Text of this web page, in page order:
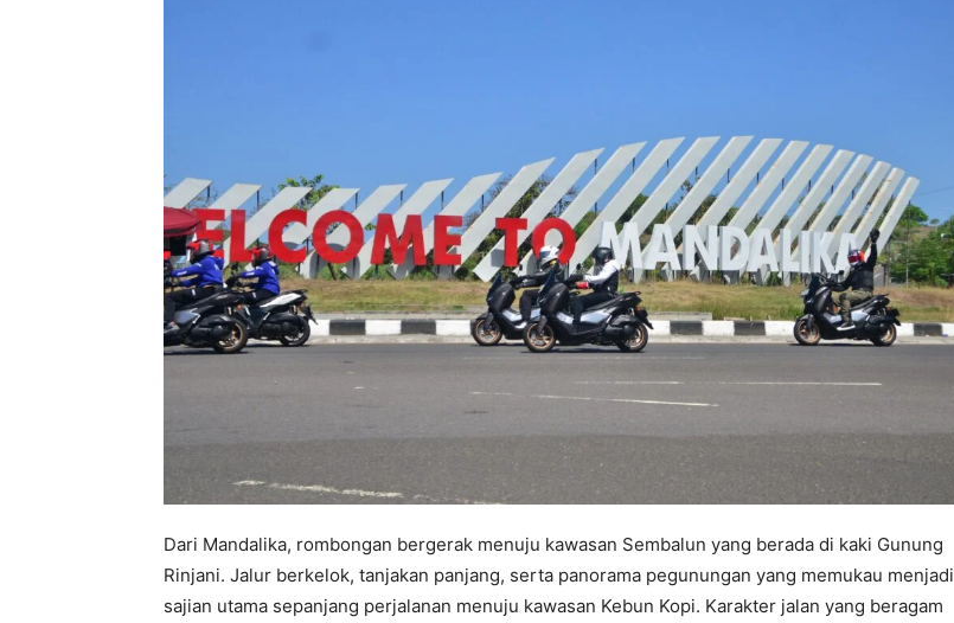
Dari Mandalika, rombongan bergerak menuju kawasan Sembalun yang berada di kaki Gunung
Rinjani. Jalur berkelok, tanjakan panjang, serta panorama pegunungan yang memukau menjadi
sajian utama sepanjang perjalanan menuju kawasan Kebun Kopi. Karakter jalan yang beragam